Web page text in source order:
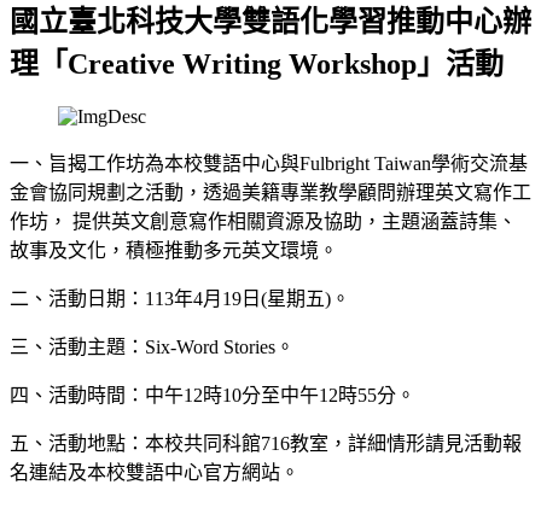
國立臺北科技大學雙語化學習推動中心辦
理「Creative Writing Workshop」活動
一、旨揭工作坊為本校雙語中心與Fulbright Taiwan學術交流基
金會協同規劃之活動，透過美籍專業教學顧問辦理英文寫作工
作坊， 提供英文創意寫作相關資源及協助，主題涵蓋詩集、
故事及文化，積極推動多元英文環境。
二、活動日期：113年4月19日(星期五)。
三、活動主題：Six-Word Stories。
四、活動時間：中午12時10分至中午12時55分。
五、活動地點：本校共同科館716教室，詳細情形請見活動報
名連結及本校雙語中心官方網站。